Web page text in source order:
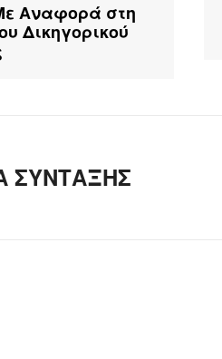
Αναφορά στη
Δικηγορικού
ΣΥΝΤΑΞΗΣ